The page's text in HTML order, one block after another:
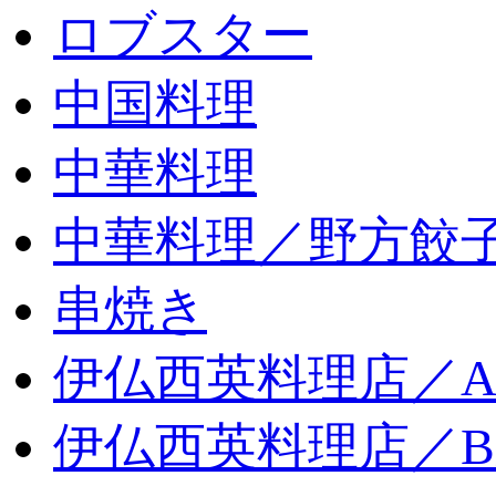
ロブスター
中国料理
中華料理
中華料理／野方餃
串焼き
伊仏西英料理店／
伊仏西英料理店／